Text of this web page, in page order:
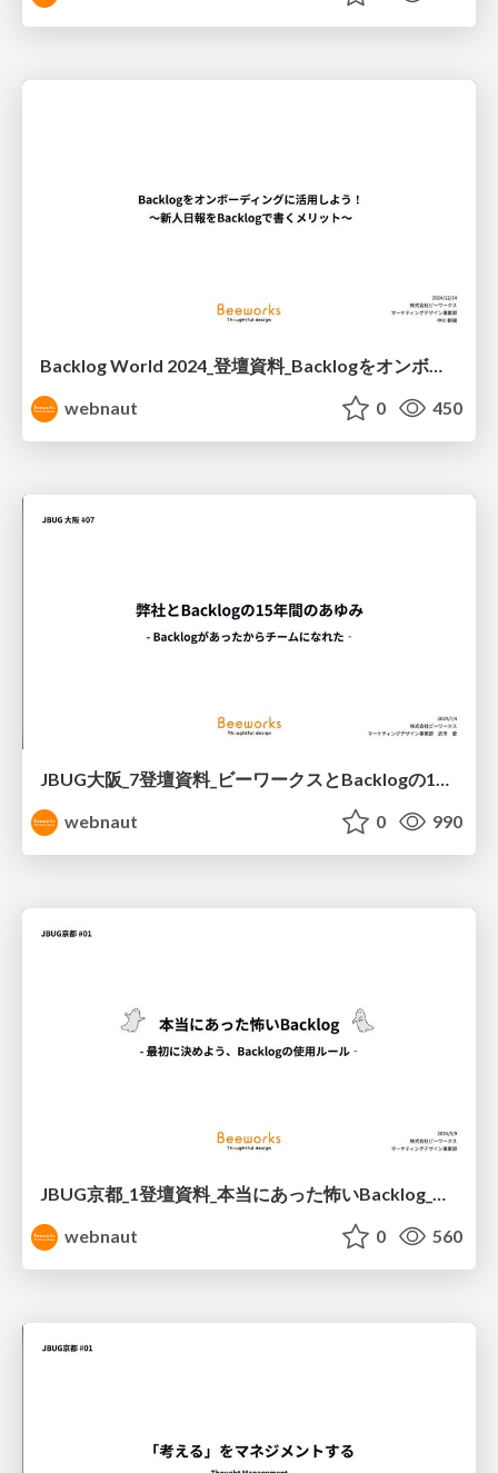
Backlog World 2024_登壇資料_Backlogをオンボーディングに活用しよう！ 〜新人日報をBacklogで書くメリット〜
webnaut
0 450
JBUG大阪_7登壇資料_ビーワークスとBacklogの15年の歩み.pdf
webnaut
0 990
webnaut
0 560